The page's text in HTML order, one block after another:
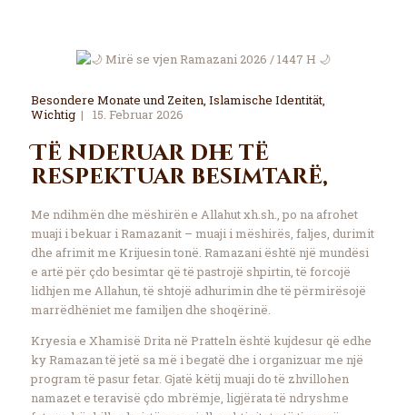
Besondere Monate und Zeiten, Islamische Identität,
Wichtig
15. Februar 2026
Të nderuar dhe të
respektuar besimtarë,
Me ndihmën dhe mëshirën e Allahut xh.sh., po na afrohet
muaji i bekuar i Ramazanit – muaji i mëshirës, faljes, durimit
dhe afrimit me Krijuesin tonë. Ramazani është një mundësi
e artë për çdo besimtar që të pastrojë shpirtin, të forcojë
lidhjen me Allahun, të shtojë adhurimin dhe të përmirësojë
marrëdhëniet me familjen dhe shoqërinë.
Kryesia e Xhamisë Drita në Pratteln është kujdesur që edhe
ky Ramazan të jetë sa më i begatë dhe i organizuar me një
program të pasur fetar. Gjatë këtij muaji do të zhvillohen
namazet e teravisë çdo mbrëmje, ligjërata të ndryshme